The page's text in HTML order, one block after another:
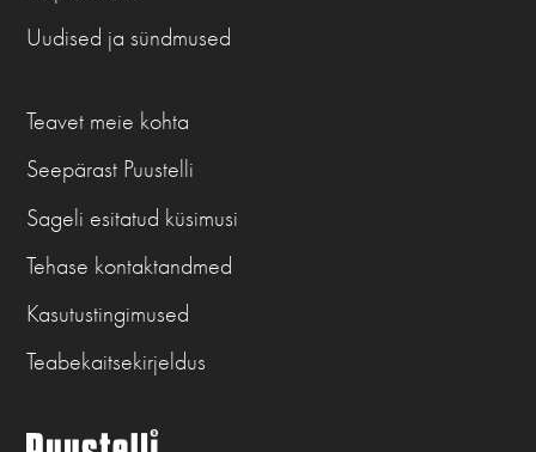
Uudised ja sündmused
Teavet meie kohta
Seepärast Puustelli
Sageli esitatud küsimusi
Tehase kontaktandmed
Kasutustingimused
Teabekaitsekirjeldus